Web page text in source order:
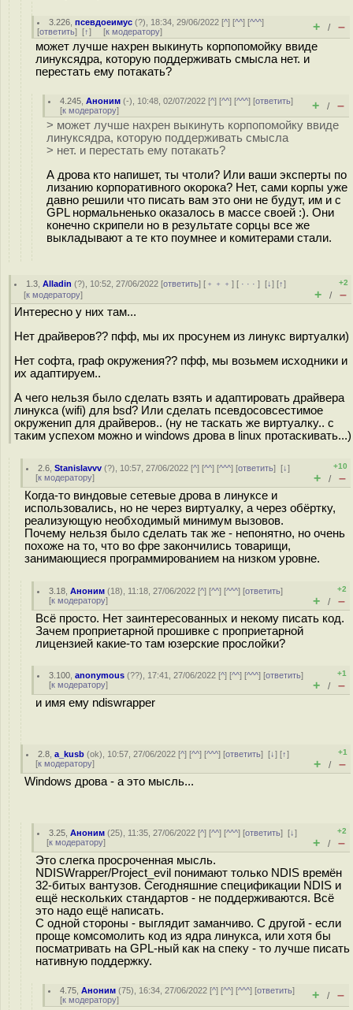
3.226 ,псевдоеимус (?), 18:34, 29/06/2022 [^] [^^] [^^^]
[ответить] [↑] [к модератору] + / –
может лучше нахрен выкинуть корпопомойку ввиде
линуксядра, которую поддерживать смысла нет. и
перестать ему потакать?
4.245 ,Аноним (-), 10:48, 02/07/2022 [^] [^^] [^^^] [ответить]
[к модератору] + / –
> может лучше нахрен выкинуть корпопомойку ввиде
линуксядра, которую поддерживать смысла
> нет. и перестать ему потакать?
А дрова кто напишет, ты чтоли? Или ваши эксперты по
лизанию корпоративного окорока? Нет, сами корпы уже
давно решили что писать вам это они не будут, им и с
GPL нормальненько оказалось в массе своей :). Они
конечно скрипели но в результате сорцы все же
выкладывают а те кто поумнее и комитерами стали.
1.3 ,Alladin (?), 10:52, 27/06/2022 [ответить] [ ﹢﹢﹢] [ · · ·][↓] [↑]
[к модератору]
+2
+ / –
Интересно у них там...
Нет драйверов?? пфф, мы их просунем из линукс виртуалки)
Нет софта, граф окружения?? пфф, мы возьмем исходники и
их адаптируем..
А чего нельзя было сделать взять и адаптировать драйвера
линукса (wifi) для bsd? Или сделать псевдосовсестимое
окруженип для драйверов.. (ну не таскать же виртуалку.. с
таким успехом можно и windows дрова в linux протаскивать...)
2.6 ,Stanislavvv (?), 10:57, 27/06/2022 [^] [^^] [^^^] [ответить][↓]
[к модератору]
+10
+ / –
Когда-то виндовые сетевые дрова в линуксе и
использовались, но не через виртуалку, а через обёртку,
реализующую необходимый минимум вызовов.
Почему нельзя было сделать так же - непонятно, но очень
похоже на то, что во фре закончились товарищи,
занимающиеся программированием на низком уровне.
3.18 ,Аноним (18), 11:18, 27/06/2022 [^] [^^] [^^^] [ответить]
[к модератору]
+2
+ / –
Всё просто. Нет заинтересованных и некому писать код.
Зачем проприетарной прошивке с проприетарной
лицензией какие-то там юзерские прослойки?
3.100 ,anonymous (??), 17:41, 27/06/2022 [^] [^^] [^^^] [ответить]
[к модератору]
+1
+ / –
и имя ему ndiswrapper
2.8 ,a_kusb (ok), 10:57, 27/06/2022 [^] [^^] [^^^] [ответить][↓] [↑]
[к модератору]
+1
+ / –
Windows дрова - а это мысль...
3.25 ,Аноним (25), 11:35, 27/06/2022 [^] [^^] [^^^] [ответить][↓]
[к модератору]
+2
+ / –
Это слегка просроченная мысль.
NDISWrapper/Project_evil понимают только NDIS времён
32-битых вантузов. Сегодняшние спецификации NDIS и
ещё нескольких стандартов - не поддерживаются. Всё
это надо ещё написать.
С одной стороны - выглядит заманчиво. С другой - если
проще комсомолить код из ядра линукса, или хотя бы
посматривать на GPL-ный как на спеку - то лучше писать
нативную поддержку.
4.75 ,Аноним (75), 16:34, 27/06/2022 [^] [^^] [^^^] [ответить]
[к модератору] + / –